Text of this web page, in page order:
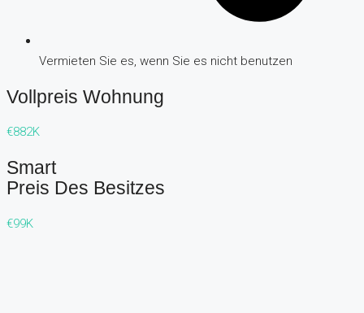
Vermieten Sie es, wenn Sie es nicht benutzen
Vollpreis Wohnung
€882K
Smart
Preis Des Besitzes
€99K